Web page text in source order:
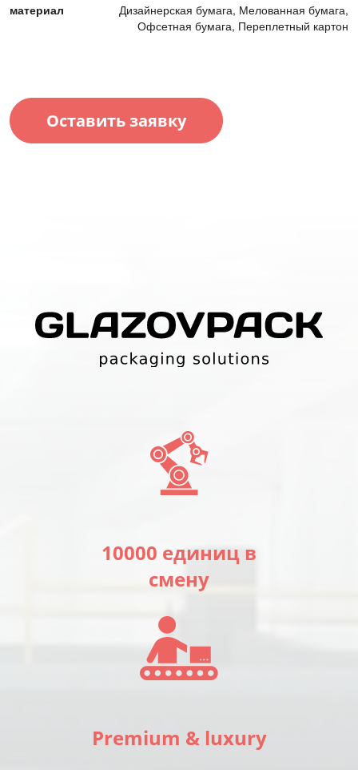
материал
Дизайнерская бумага, Мелованная бумага,
Офсетная бумага, Переплетный картон
Оставить заявку
10000 единиц в
смену
Premium & luxury